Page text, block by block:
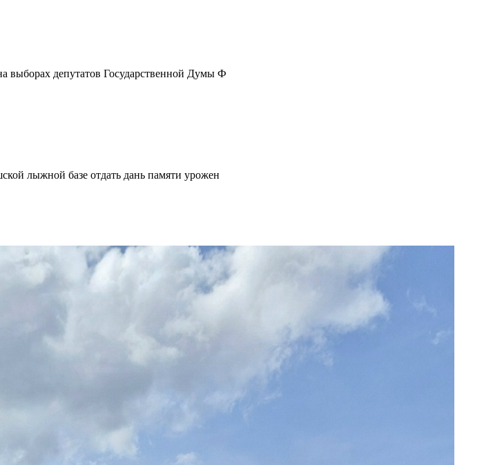
выборах депутатов Государственной Думы Ф
лыжной базе отдать дань памяти урожен